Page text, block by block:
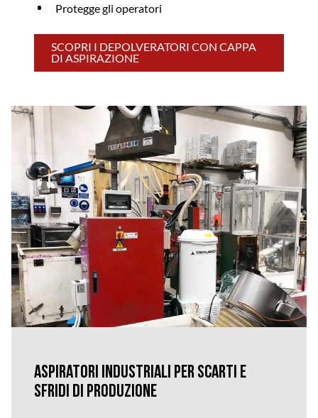
Protegge gli operatori
SCOPRI I DEPOLVERATORI CON CAPPA
DI ASPIRAZIONE
Aspiratori industriali per scarti e
sfridi di produzione